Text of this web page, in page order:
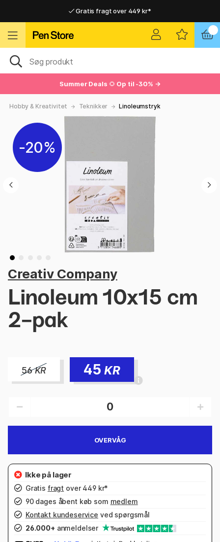
Gratis fragt over 449 kr*
Hurtigt til dør eller pakkeshop
Hurtigt til dør eller pakkeshop
Summer Deals 🌻 Op til -30% →
Hobby & Kreativitet Teknikker Linoleumstryk
20%
Creativ Company
Linoleum 10x15 cm
2-pak
56KR 45 KR
OVERVÅG
Gratis fragt over 449 kr*
90 dages åbent køb som medlem
Kontakt kundeservice ved spørgsmål
26.000+ anmeldelser